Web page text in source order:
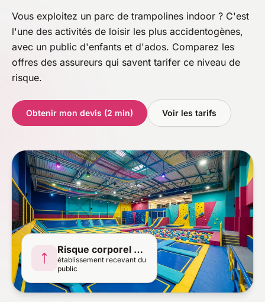
Vous exploitez un parc de trampolines indoor ? C'est
l'une des activités de loisir les plus accidentogènes,
avec un public d'enfants et d'ados. Comparez les
offres des assureurs qui savent tarifer ce niveau de
risque.
Obtenir mon devis (2 min) Voir les tarifs
Risque corporel élevé
établissement recevant du
public